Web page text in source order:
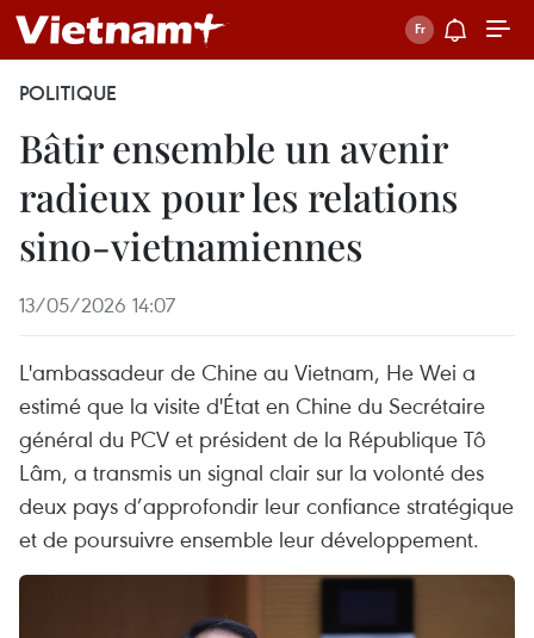
POLITIQUE
Bâtir ensemble un avenir
radieux pour les relations
sino-vietnamiennes
13/05/2026 14:07
L'ambassadeur de Chine au Vietnam, He Wei a
estimé que la visite d'État en Chine du Secrétaire
général du PCV et président de la République Tô
Lâm, a transmis un signal clair sur la volonté des
deux pays d’approfondir leur confiance stratégique
et de poursuivre ensemble leur développement.